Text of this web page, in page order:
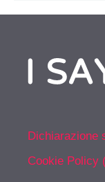
Dichiarazione
Cookie Policy